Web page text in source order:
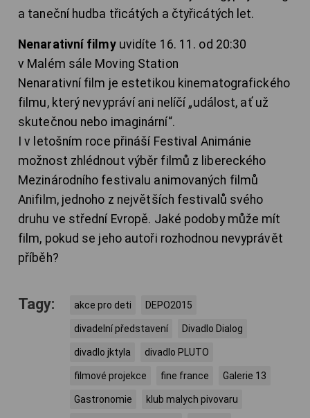
a taneční hudba třicátých a čtyřicátých let.
Nenarativní filmyuvidíte 16. 11. od 20:30
v Malém sále Moving Station
Nenarativní film je estetikou kinematografického
filmu, který nevypráví ani nelíčí „událost, ať už
skutečnou nebo imaginární“.
I v letošním roce přináší Festival Animánie
možnost zhlédnout výběr filmů z libereckého
Mezinárodního festivalu animovaných filmů
Anifilm, jednoho z největších festivalů svého
druhu ve střední Evropě. Jaké podoby může mít
film, pokud se jeho autoři rozhodnou nevyprávět
příběh?
Tagy: akce pro deti DEPO2015
divadelní představení Divadlo Dialog
divadlo jktyla divadlo PLUTO
filmové projekce fine france Galerie 13
Gastronomie klub malych pivovaru